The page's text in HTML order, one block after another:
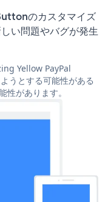
のカスタマイズ
い問題やバグが発生
Yellow PayPal
うとする可能性がある
性があります。